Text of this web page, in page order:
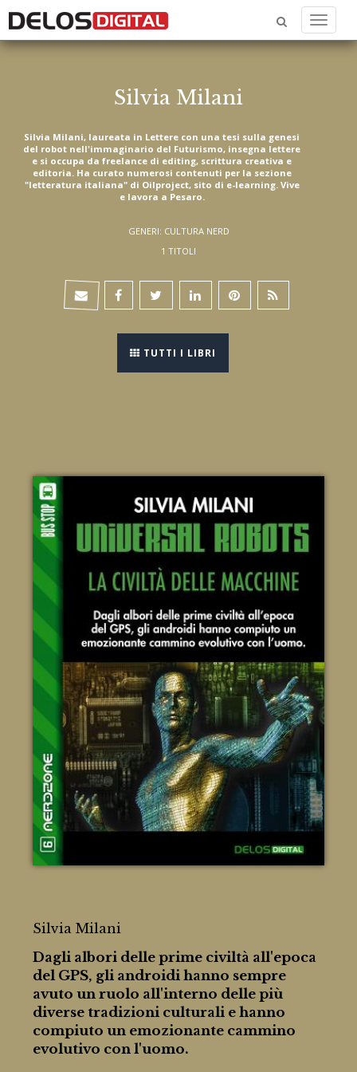
Menu
Silvia Milani
Silvia Milani, laureata in Lettere con una tesi sulla genesi
del robot nell'immaginario del Futurismo, insegna lettere
e si occupa da freelance di editing, scrittura creativa e
editoria. Ha curato numerosi contenuti per la sezione
"letteratura italiana" di Oilproject, sito di e-learning. Vive
e lavora a Pesaro.
GENERI: CULTURA NERD
1 TITOLI
TUTTI I LIBRI
Silvia Milani
Dagli albori delle prime civiltà all'epoca
del GPS, gli androidi hanno sempre
avuto un ruolo all'interno delle più
diverse tradizioni culturali e hanno
compiuto un emozionante cammino
evolutivo con l'uomo.